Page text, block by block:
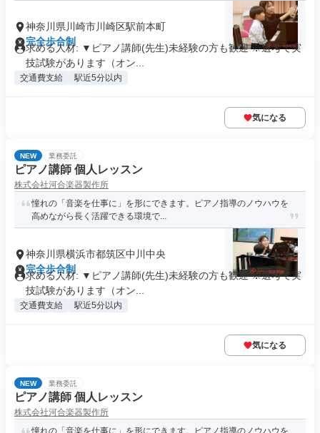
神奈川県川崎市川崎区駅前本町
完全歩合制
求める人材: ▼ピアノ講師(先生)未経験の方も歓迎 ※選考で実
技試験があります（オン...
交通費支給 駅近5分以内
気になる
NEW 業務委託
ピアノ講師 個人レッスン
株式会社河合楽器製作所
憧れの「音楽を仕事に」を形にできます。ピアノ指導のノウハウを
高めながら長く活躍できる環境で...
神奈川県横浜市都筑区中川中央
完全歩合制
求める人材: ▼ピアノ講師(先生)未経験の方も歓迎 ※選考で実
技試験があります（オン...
交通費支給 駅近5分以内
気になる
NEW 業務委託
ピアノ講師 個人レッスン
株式会社河合楽器製作所
憧れの「音楽を仕事に」を形にできます。ピアノ指導のノウハウを